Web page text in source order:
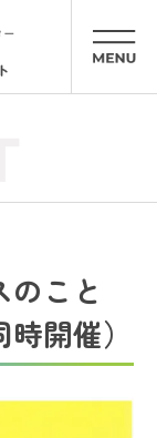
のこと
開催）